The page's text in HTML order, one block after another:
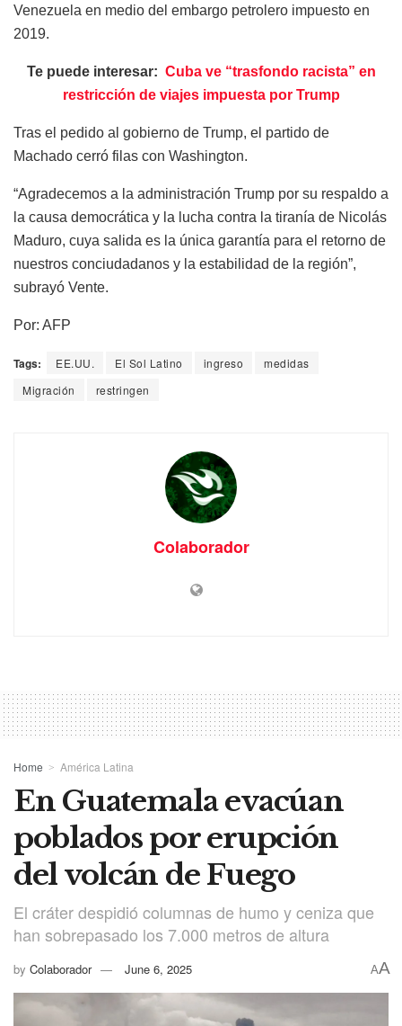
Venezuela en medio del embargo petrolero impuesto en
2019.
Te puede interesar: Cuba ve “trasfondo racista” en
restricción de viajes impuesta por Trump
Tras el pedido al gobierno de Trump, el partido de
Machado cerró filas con Washington.
“Agradecemos a la administración Trump por su respaldo a
la causa democrática y la lucha contra la tiranía de Nicolás
Maduro, cuya salida es la única garantía para el retorno de
nuestros conciudadanos y la estabilidad de la región”,
subrayó Vente.
Por: AFP
Tags: EE.UU. El Sol Latino ingreso
medidas
Migración
restringen
Colaborador
Home América Latina
En Guatemala evacúan
poblados por erupción
del volcán de Fuego
El cráter despidió columnas de humo y ceniza que
han sobrepasado los 7.000 metros de altura
by Colaborador June 6, 2025 AA